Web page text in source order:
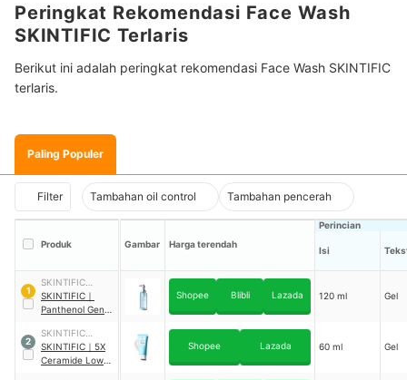
Peringkat Rekomendasi Face Wash
SKINTIFIC Terlaris
Berikut ini adalah peringkat rekomendasi Face Wash SKINTIFIC
terlaris.
Paling Populer
Filter Tambahan oil control Tambahan pencerah
Produk Gambar Harga terendah
Perincian
Isi
1
SKINTIFIC
Cosmetics
SKINTIFIC ｜
Panthenol Gentle
Shopee Blibli Lazada 120 ml Gel
2
SKINTIFIC
Cosmetics
SKINTIFIC ｜ 5X
Ceramide Low
Shopee Lazada 60 ml Gel